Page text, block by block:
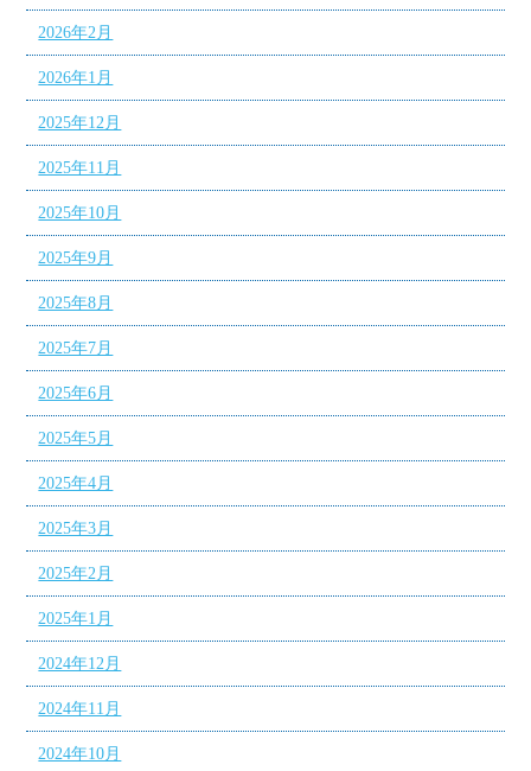
2026年2月
2026年1月
2025年12月
2025年11月
2025年10月
2025年9月
2025年8月
2025年7月
2025年6月
2025年5月
2025年4月
2025年3月
2025年2月
2025年1月
2024年12月
2024年11月
2024年10月